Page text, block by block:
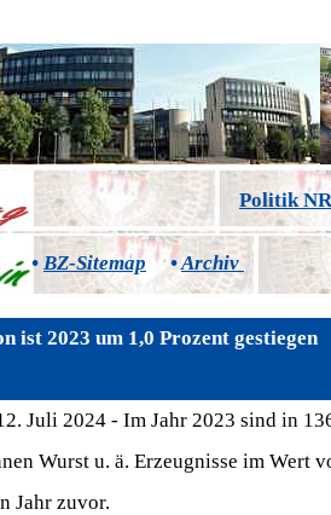
Politik
• BZ-Sitemap •Archiv
ist 2023 um 1,0 Prozent gestiegen
Juli 2024 - Im Jahr 2023 sind in
Wurst u. ä. Erzeugnisse im
Jahr zuvor.